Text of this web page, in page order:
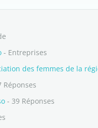
- Entreprises
des femmes de la
Réponses
- 39 Réponses